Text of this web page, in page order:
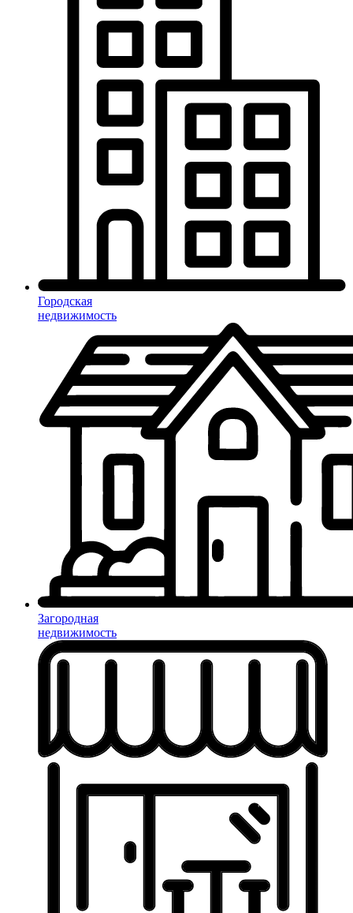
Городская
недвижимость
Загородная
недвижимость